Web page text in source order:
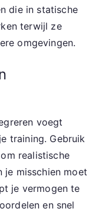
die in statische
terwijl ze
omgevingen.
voegt
training. Gebruik
realistische
je misschien moet
je vermogen te
en snel